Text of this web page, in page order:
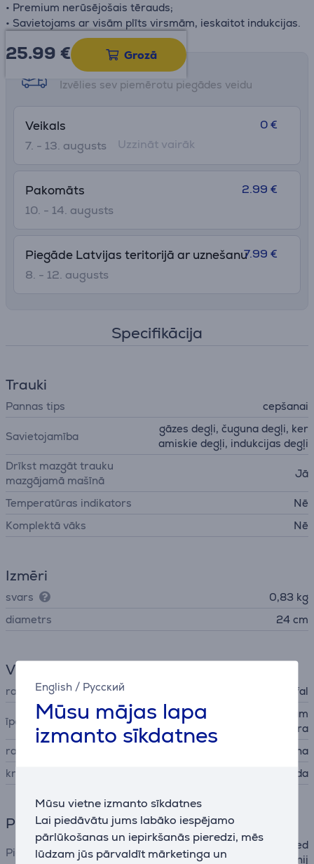
English / Русский
Mūsu mājas lapa
izmanto sīkdatnes
Mūsu vietne izmanto sīkdatnes
Lai piedāvātu jums labāko iespējamo
pārlūkošanas un iepirkšanās pieredzi, mēs
lūdzam jūs pārvaldīt mārketinga un
• Premium nerūsējošais tērauds;
• Savietojams ar visām plīts virsmām, ieskaitot indukcijas.
25.99 € Grozā
Saņemšanas iespējas
Izvēlies sev piemērotu piegādes veidu
Veikals
7. - 13. augusts
0 €
Uzzināt vairāk
Pakomāts
10. - 14. augusts
2.99 €
Piegāde Latvijas teritorijā ar uznešanu
8. - 12. augusts
7.99 €
Specifikācija
Trauki
Pannas tips cepšanai
Savietojamība
gāzes degļi, čuguna degļi, ker
amiskie degļi, indukcijas degļi
Drīkst mazgāt trauku
mazgājamā mašīnā
Jā
Temperatūras indikators
Nē
Komplektā vāks
Nē
Izmēri
svars
0,83 kg
diametrs
24 cm
Vispārējais parametrs
ražotājs Tefal
īpašības
ērti noliet šķidrumu, saliekam
i viens uz otra
ražots
Ķīna
krāsa
nerūs. tērauda
Piederumi
Piederumu veids
plīts virsmu aksesuāri, pared
zēts cepeškrāsnij